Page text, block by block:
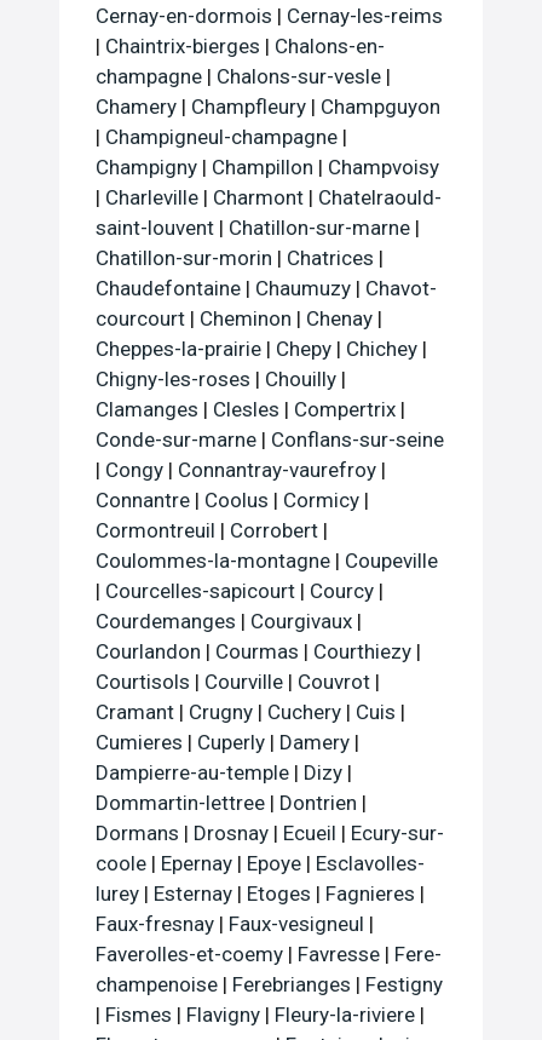
Cernay-en-dormois | Cernay-les-reims
| Chaintrix-bierges | Chalons-en-
champagne | Chalons-sur-vesle |
Chamery | Champfleury | Champguyon
| Champigneul-champagne |
Champigny | Champillon | Champvoisy
| Charleville | Charmont | Chatelraould-
saint-louvent | Chatillon-sur-marne |
Chatillon-sur-morin | Chatrices |
Chaudefontaine | Chaumuzy | Chavot-
courcourt | Cheminon | Chenay |
Cheppes-la-prairie | Chepy | Chichey |
Chigny-les-roses | Chouilly |
Clamanges | Clesles | Compertrix |
Conde-sur-marne | Conflans-sur-seine
| Congy | Connantray-vaurefroy |
Connantre | Coolus | Cormicy |
Cormontreuil | Corrobert |
Coulommes-la-montagne | Coupeville
| Courcelles-sapicourt | Courcy |
Courdemanges | Courgivaux |
Courlandon | Courmas | Courthiezy |
Courtisols | Courville | Couvrot |
Cramant | Crugny | Cuchery | Cuis |
Cumieres | Cuperly | Damery |
Dampierre-au-temple | Dizy |
Dommartin-lettree | Dontrien |
Dormans | Drosnay | Ecueil | Ecury-sur-
coole | Epernay | Epoye | Esclavolles-
lurey | Esternay | Etoges | Fagnieres |
Faux-fresnay | Faux-vesigneul |
Faverolles-et-coemy | Favresse | Fere-
champenoise | Ferebrianges | Festigny
| Fismes | Flavigny | Fleury-la-riviere |